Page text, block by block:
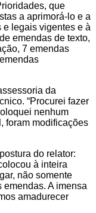
que
a aprimorá-lo e a
legais vigentes e à
emendas de texto,
7 emendas
da
“Procurei fazer
nenhum
foram modificações
do relator:
à inteira
não somente
A imensa
amadurecer